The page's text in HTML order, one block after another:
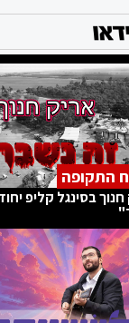
התקופה
בסינגל קליפ